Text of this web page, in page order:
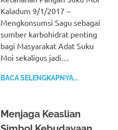
Kaladum 9/1/2017 –
Mengkonsumsi Sagu sebagai
sumber karbohidrat penting
bagi Masyarakat Adat Suku
Moi sekaligus jadi…
BACA SELENGKAPNYA...
Menjaga Keaslian